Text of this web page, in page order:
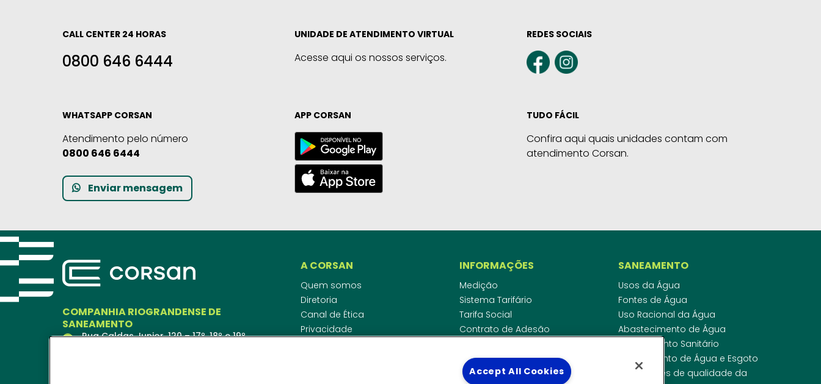
CALL CENTER 24 HORAS
0800 646 6444
UNIDADE DE ATENDIMENTO VIRTUAL
Acesse aqui os nossos serviços.
REDES SOCIAIS
WHATSAPP CORSAN
Atendimento pelo número
0800 646 6444
Enviar mensagem
APP CORSAN TUDO FÁCIL
Confira aqui quais unidades contam com
atendimento Corsan.
COMPANHIA RIOGRANDENSE DE
SANEAMENTO
Rua Caldas Junior, 120 – 17º, 18º e 19º
A CORSAN
Quem somos
Diretoria
Canal de Ética
Privacidade
INFORMAÇÕES
Medição
Sistema Tarifário
Tarifa Social
Contrato de Adesão
Agências Reguladoras
Cobrança pela Disponibilidade
SANEAMENTO
Usos da Água
Fontes de Água
Uso Racional da Água
Abastecimento de Água
Esgotamento Sanitário
Regulamento de Água e Esgoto
Indicadores de qualidade da
Accept All Cookies